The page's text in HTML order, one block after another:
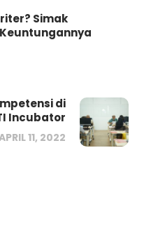
Simak
di
Incubator
11, 2022